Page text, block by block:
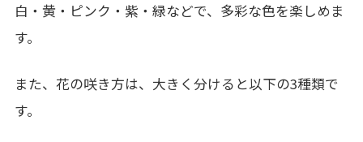
白・黄・ピンク・紫・緑などで、多彩な色を楽しめま
す。
また、花の咲き方は、大きく分けると以下の3種類で
す。